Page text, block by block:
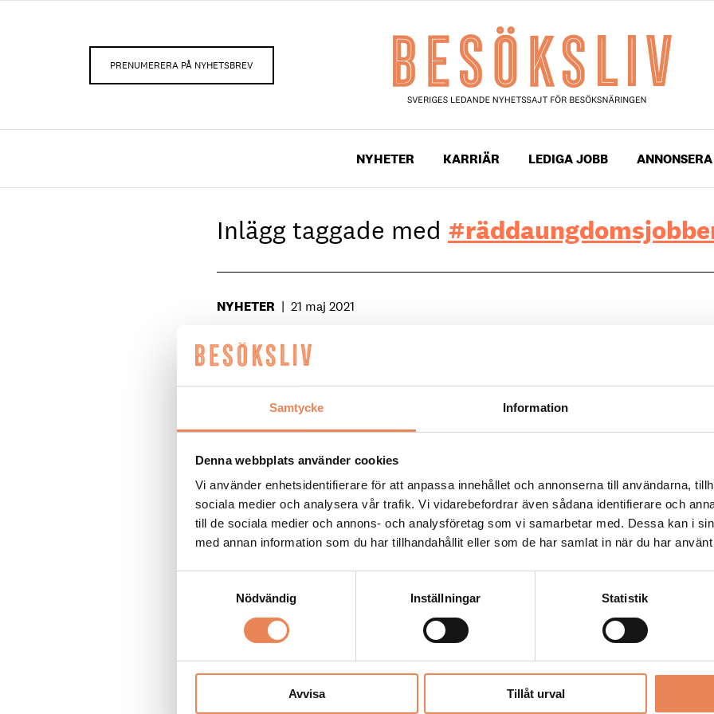
Samtycke Information
Denna webbplats använder cookies
Vi använder enhetsidentifierare för att anpassa innehållet och annonserna till användarna,
sociala medier och analysera vår trafik. Vi vidarebefordrar även sådana identifierare och
till de sociala medier och annons- och analysföretag som vi samarbetar med. Dessa kan i
med annan information som du har tillhandahållit eller som de har samlat in när du har
Nödvändig
Inställningar Statistik
Avvisa Tillåt urval
PRENUMERERA PÅ NYHETSBREV
NYHETER KARRIÄR LEDIGA JOBB ANNONSERA
Inlägg taggade med
NYHETER | 21 maj 2021
NYHETER 28 april 2021
Var femte ungdomsjobb borta i besöksnäringen
NYHETER | 17 mars 2021
Annie Lööf gästar kvällens event om ungdomsjobben
Kraftig minskning av jobb för unga
Visita lanserar kampanj för att rädda ungdomsjobben